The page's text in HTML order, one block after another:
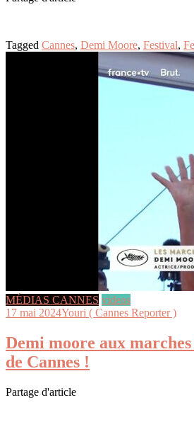
Tagged Cannes, Demi Moore, Festival,
MÉDIAS CANNES videos
17 mai 2024Youri ( Cannes Reporter )
Demi moore aux
de Cannes !
Partage d'article